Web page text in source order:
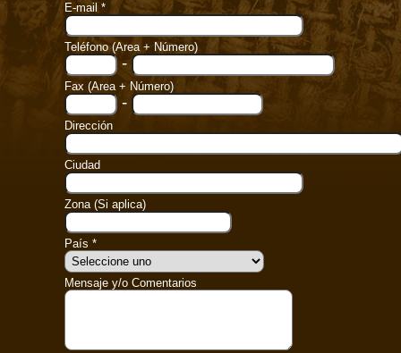
E-mail *
Teléfono (Area + Número)
-
Fax (Area + Número)
-
Dirección
Ciudad
Zona (Si aplica)
País *
Mensaje y/o Comentarios